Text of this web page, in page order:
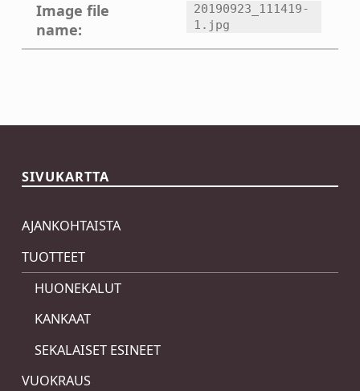
Image file
name:
20190923_111419-
1.jpg
SIVUKARTTA
AJANKOHTAISTA
TUOTTEET
HUONEKALUT
KANKAAT
SEKALAISET ESINEET
VUOKRAUS